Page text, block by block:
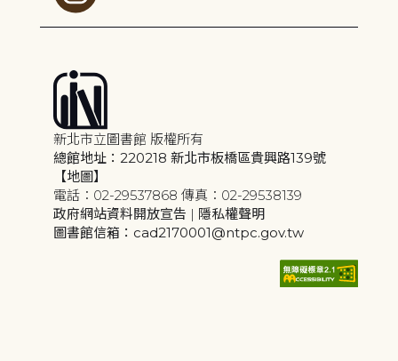
新北市立圖書館 版權所有
總館地址：220218 新北市板橋區貴興路139號
【地圖】
電話：02-29537868 傳真：02-29538139
政府網站資料開放宣告 | 隱私權聲明
圖書館信箱：cad2170001@ntpc.gov.tw